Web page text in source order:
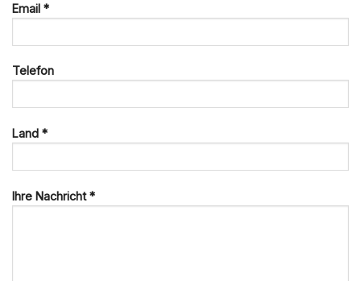
Email *
Telefon
Land *
Ihre Nachricht *